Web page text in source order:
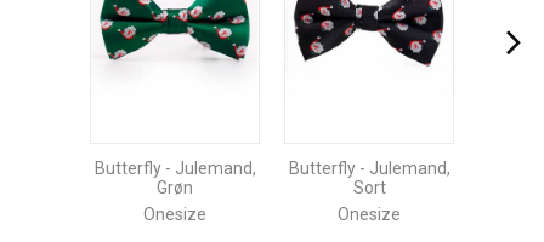
Butterfly - Julemand,
Grøn
Onesize
Butterfly - Julemand,
Sort
Onesize